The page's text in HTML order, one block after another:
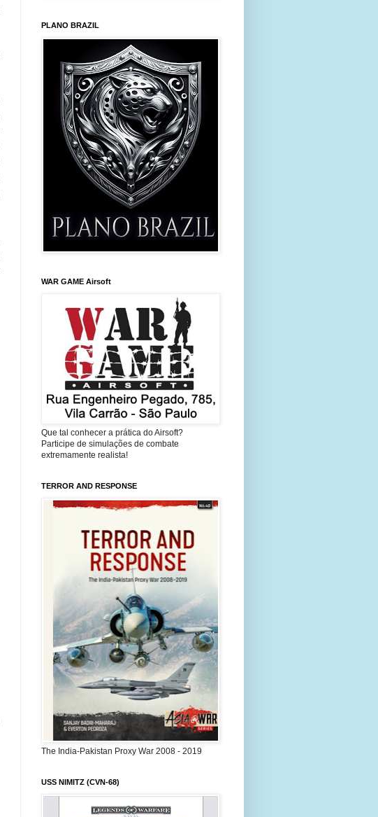
PLANO BRAZIL
WAR GAME Airsoft
Que tal conhecer a prática do Airsoft?
Participe de simulações de combate
extremamente realista!
TERROR AND RESPONSE
The India-Pakistan Proxy War 2008 - 2019
USS NIMITZ (CVN-68)